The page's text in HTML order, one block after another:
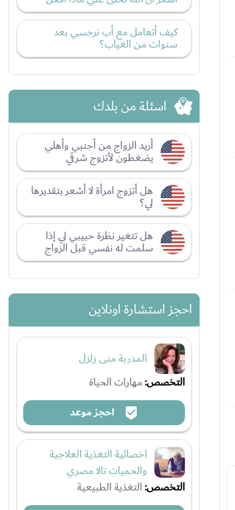
كيف أتعامل مع أب نرجسي بعد
سنوات من الغياب؟
اسئلة من بلدك
أريد الزواج من أجنبي وأهلي
يضغطون لأتزوج شرقي
هل أتزوج امرأة لا أشعر بتقديرها
لي؟
هل تتغير نظرة حبيبي لي إذا
سلمت له نفسي قبل الزواج
احجز استشارة اونلاين
المدربة منى زلزل
التخصص:مهارات الحياة
احجز موعد
اخصائية التغذية العلاجية
والحميات تالا مصري
التخصص:التغذية الطبيعية